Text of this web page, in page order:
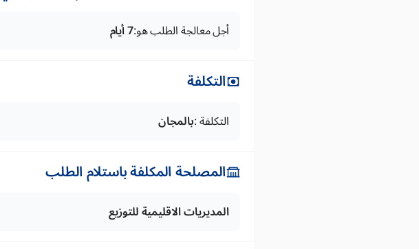
أجل معالجة الطلب هو:7 أيام
التكلفة
التكلفة :بالمجان
المصلحة المكلفة باستلام الطلب
المديريات الاقليمية للتوزيع